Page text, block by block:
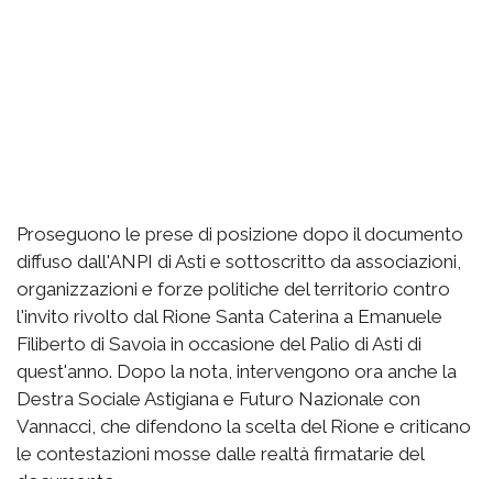
Proseguono le prese di posizione dopo il documento
diffuso dall'ANPI di Asti e sottoscritto da associazioni,
organizzazioni e forze politiche del territorio contro
l'invito rivolto dal Rione Santa Caterina a Emanuele
Filiberto di Savoia in occasione del Palio di Asti di
quest'anno. Dopo la nota, intervengono ora anche la
Destra Sociale Astigiana e Futuro Nazionale con
Vannacci, che difendono la scelta del Rione e criticano
le contestazioni mosse dalle realtà firmatarie del